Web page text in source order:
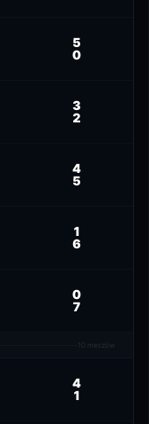
5
0
3
2
4
5
1
6
0
7
meczów
4
1